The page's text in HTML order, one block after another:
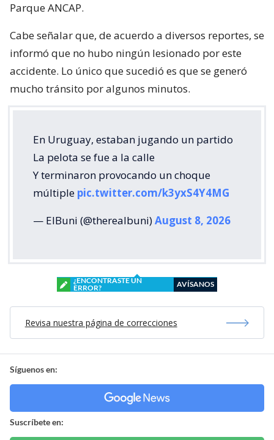
Parque ANCAP.
Cabe señalar que, de acuerdo a diversos reportes, se
informó que no hubo ningún lesionado por este
accidente. Lo único que sucedió es que se generó
mucho tránsito por algunos minutos.
En Uruguay, estaban jugando un partido
La pelota se fue a la calle
Y terminaron provocando un choque
múltiple pic.twitter.com/k3yxS4Y4MG
— ElBuni (@therealbuni)August 8, 2026
¿ENCONTRASTE UN
ERROR?
AVÍSANOS
Revisa nuestra página de correcciones
Síguenos en:
Suscríbete en: